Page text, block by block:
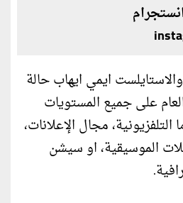
ايمي ايهاب حالة
على جميع المستويات
مجال الإعلانات،
الموسيقية، او سيشن